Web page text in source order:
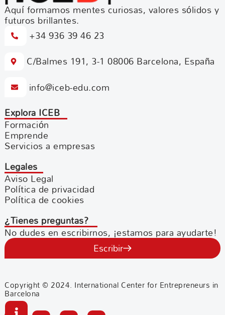
Aquí formamos mentes curiosas, valores sólidos y
futuros brillantes.
+34 936 39 46 23
C/Balmes 191, 3-1 08006 Barcelona, España
info@iceb-edu.com
Explora ICEB
Formación
Emprende
Servicios a empresas
Legales
Aviso Legal
Política de privacidad
Política de cookies
¿Tienes preguntas?
No dudes en escribirnos, ¡estamos para ayudarte!
Escribir
Copyright © 2024. International Center for Entrepreneurs in
Barcelona